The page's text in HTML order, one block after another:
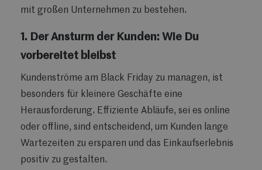
mit großen Unternehmen zu bestehen.
1. Der Ansturm der Kunden: Wie Du
vorbereitet bleibst
Kundenströme am Black Friday zu managen, ist
besonders für kleinere Geschäfte eine
Herausforderung. Effiziente Abläufe, sei es online
oder offline, sind entscheidend, um Kunden lange
Wartezeiten zu ersparen und das Einkaufserlebnis
positiv zu gestalten.